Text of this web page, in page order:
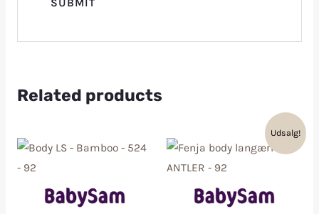
Related products
Udsalg!